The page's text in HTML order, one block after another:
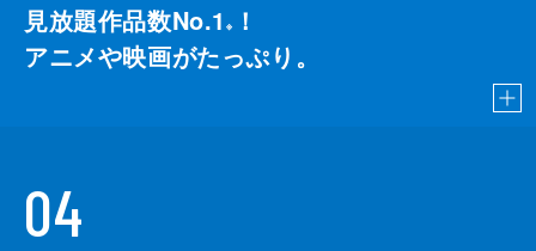
見放題作品数No.1 ※
！
アニメや映画がたっぷり。
04